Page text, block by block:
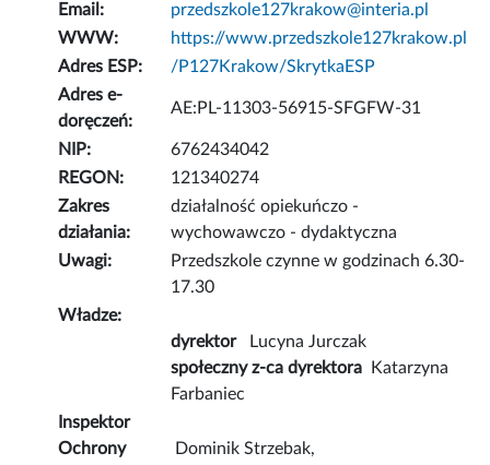
Email:
przedszkole127krakow@interia.pl
WWW:
https://www.przedszkole127krakow.pl
Adres ESP:
/P127Krakow/SkrytkaESP
Adres e-
doręczeń:
AE:PL-11303-56915-SFGFW-31
NIP:
6762434042
REGON:
121340274
Zakres
działania:
działalność opiekuńczo -
wychowawczo - dydaktyczna
Uwagi:
Przedszkole czynne w godzinach 6.30-
17.30
Władze:
dyrektor
Lucyna Jurczak
społeczny z-ca dyrektora Katarzyna
Farbaniec
Inspektor
Ochrony
Dominik Strzebak,